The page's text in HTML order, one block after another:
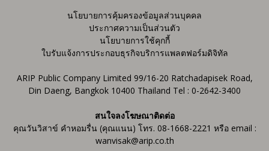
นโยบายการคุ้มครองข้อมูลส่วนบุคคล
ประกาศความเป็นส่วนตัว
นโยบายการใช้คุกกี้
ใบรับแจ้งการประกอบธุรกิจบริการแพลตฟอร์มดิจิทัล
ARIP Public Company Limited 99/16-20 Ratchadapisek Road,
Din Daeng, Bangkok 10400 Thailand Tel : 0-2642-3400
สนใจลงโฆษณาติดต่อ
คุณวันวิสาข์ คำหอมรื่น (คุณแนน) โทร. 08-1668-2221 หรือ email :
wanvisak@arip.co.th